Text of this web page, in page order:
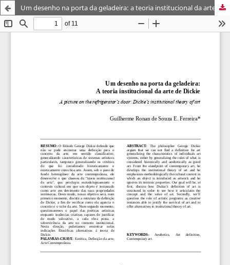
Um desenho na porta da geladeira: a teoria institucional da arte de Dickie